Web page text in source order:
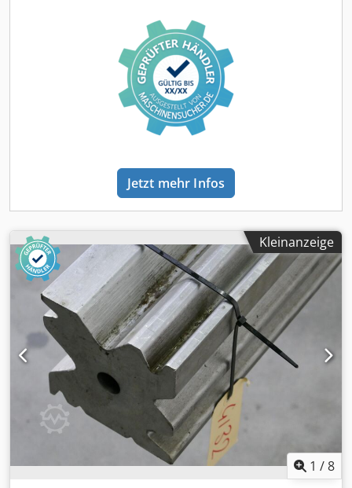
Synchronised via the centre and individually adjustable by
means of a handwheel for different printing widths.  Max.
diam.: 227”  Min. diam.: 60”  Width: 620mm
Jetzt mehr Infos
Kleinanzeige
1 /8